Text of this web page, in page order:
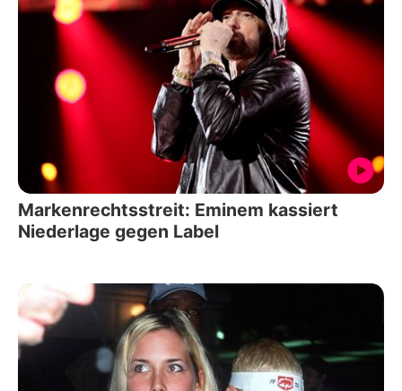
Markenrechtsstreit: Eminem kassiert
Niederlage gegen Label